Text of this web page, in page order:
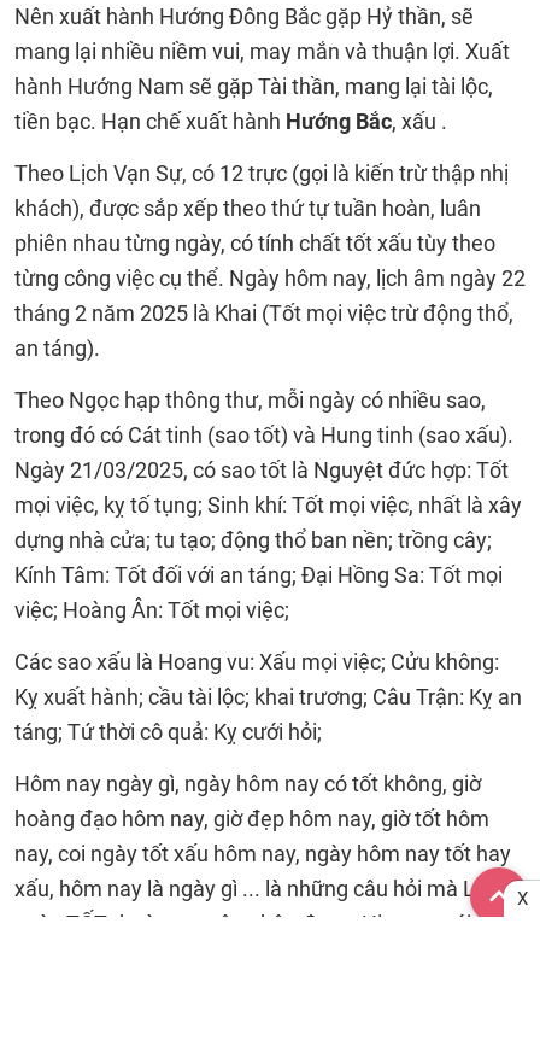
Nên xuất hành Hướng Đông Bắc gặp Hỷ thần, sẽ
mang lại nhiều niềm vui, may mắn và thuận lợi. Xuất
hành Hướng Nam sẽ gặp Tài thần, mang lại tài lộc,
tiền bạc. Hạn chế xuất hành Hướng Bắc, xấu .
Theo Lịch Vạn Sự, có 12 trực (gọi là kiến trừ thập nhị
khách), được sắp xếp theo thứ tự tuần hoàn, luân
phiên nhau từng ngày, có tính chất tốt xấu tùy theo
từng công việc cụ thể. Ngày hôm nay, lịch âm ngày 22
tháng 2 năm 2025 là Khai (Tốt mọi việc trừ động thổ,
an táng).
Theo Ngọc hạp thông thư, mỗi ngày có nhiều sao,
trong đó có Cát tinh (sao tốt) và Hung tinh (sao xấu).
Ngày 21/03/2025, có sao tốt là Nguyệt đức hợp: Tốt
mọi việc, kỵ tố tụng; Sinh khí: Tốt mọi việc, nhất là xây
dựng nhà cửa; tu tạo; động thổ ban nền; trồng cây;
Kính Tâm: Tốt đối với an táng; Đại Hồng Sa: Tốt mọi
việc; Hoàng Ân: Tốt mọi việc;
Các sao xấu là Hoang vu: Xấu mọi việc; Cửu không:
Kỵ xuất hành; cầu tài lộc; khai trương; Câu Trận: Kỵ an
táng; Tứ thời cô quả: Kỵ cưới hỏi;
Hôm nay ngày gì, ngày hôm nay có tốt không, giờ
hoàng đạo hôm nay, giờ đẹp hôm nay, giờ tốt hôm
nay, coi ngày tốt xấu hôm nay, ngày hôm nay tốt hay
xấu, hôm nay là ngày gì ... là những câu hỏi mà Lịch
ngày TỐT thường xuyên nhận được. Hi vọng, với
X